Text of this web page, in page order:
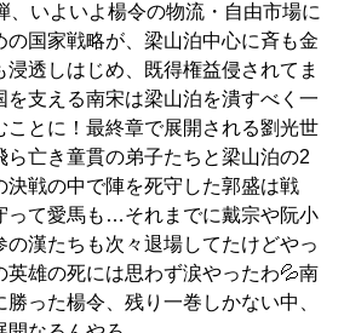
、いよいよ楊令の物流・自由市場に
の国家戦略が、梁山泊中心に斉も金
浸透しはじめ、既得権益侵されてま
を支える南宋は梁山泊を潰すべく一
ことに！最終章で展開される劉光世
ら亡き童貫の弟子たちと梁山泊の2
決戦の中で陣を死守した郭盛は戦
って愛馬も…それまでに戴宗や阮小
の漢たちも次々退場してたけどやっ
英雄の死には思わず涙やったわ💦南
った楊令、残り一巻しかない中、